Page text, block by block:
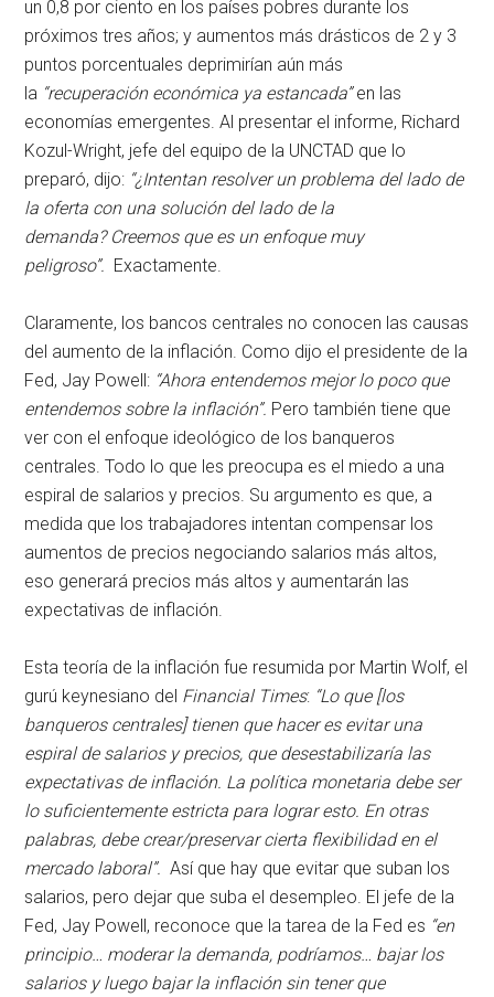
un 0,8 por ciento en los países pobres durante los
próximos tres años; y aumentos más drásticos de 2 y 3
puntos porcentuales deprimirían aún más
la “recuperación económica ya estancada”en las
economías emergentes. Al presentar el informe, Richard
Kozul-Wright, jefe del equipo de la UNCTAD que lo
preparó, dijo: “¿Intentan resolver un problema del lado de
la oferta con una solución del lado de la
demanda? Creemos que es un enfoque muy
peligroso”. Exactamente.
Claramente, los bancos centrales no conocen las causas
del aumento de la inflación. Como dijo el presidente de la
Fed, Jay Powell: “Ahora entendemos mejor lo poco que
entendemos sobre la inflación”. Pero también tiene que
ver con el enfoque ideológico de los banqueros
centrales. Todo lo que les preocupa es el miedo a una
espiral de salarios y precios. Su argumento es que, a
medida que los trabajadores intentan compensar los
aumentos de precios negociando salarios más altos,
eso generará precios más altos y aumentarán las
expectativas de inflación.
Esta teoría de la inflación fue resumida por Martin Wolf, el
gurú keynesiano del Financial Times: “Lo que [los
banqueros centrales] tienen que hacer es evitar una
espiral de salarios y precios, que desestabilizaría las
expectativas de inflación. La política monetaria debe ser
lo suficientemente estricta para lograr esto. En otras
palabras, debe crear/preservar cierta flexibilidad en el
mercado laboral”. Así que hay que evitar que suban los
salarios, pero dejar que suba el desempleo. El jefe de la
Fed, Jay Powell, reconoce que la tarea de la Fed es “en
principio… moderar la demanda, podríamos… bajar los
salarios y luego bajar la inflación sin tener que